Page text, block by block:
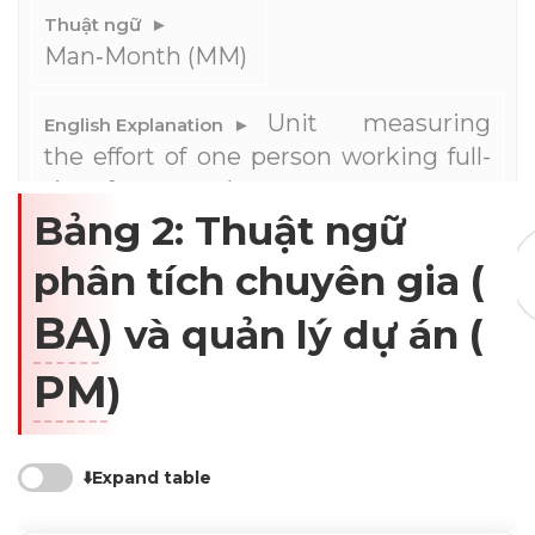
Man‑Month (MM)
Unit measuring
the effort of one person working full-
time for a month
Đơn vị đo nỗ lực:
một người làm việc toàn thời gian
trong một tháng
Timeline
Bảng 2: Thuật ngữ
phân tích chuyên gia (
BA) và quản lý dự án (
PM)
⬇️Expand table
Impressions
Average CTR
--